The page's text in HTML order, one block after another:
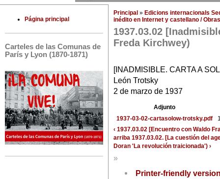
Página principal
Carteles de las Comunas de
París y Lyon (1870-1871)
Principal » Edicions internacionals
inédito en Internet y castellano /
1937.03.02
Freda Kirchwey)
[INADMISIBLE. CARTA A
León Trotsky
2 de marzo de 1937
Adjunto
1937-03-02-cartasolow-trotsky.pdf
‹ 1937.03.02 [Encuentro con Waldo
arriba 1937.03.02. [La cuestión del
Doran 'La revolución traicionada') ›
»
Printer-friendly